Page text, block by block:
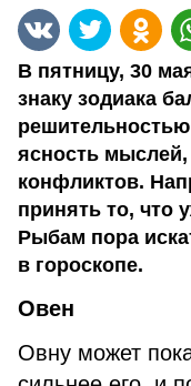
В пятницу, 30
знаку зодиака
ясность мыслей,
конфликтов.
принять то, что
Рыбам пора
в гороскопе.
Овен
Овну может